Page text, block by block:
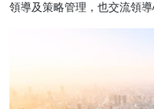
領導及策略管理，也交流領